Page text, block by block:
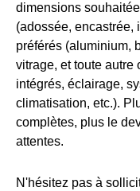
dimensions
(adossée, encastrée,
préférés (aluminium,
vitrage, et toute autre
intégrés, éclairage,
climatisation, etc.).
complètes, plus le
attentes.
N'hésitez pas à